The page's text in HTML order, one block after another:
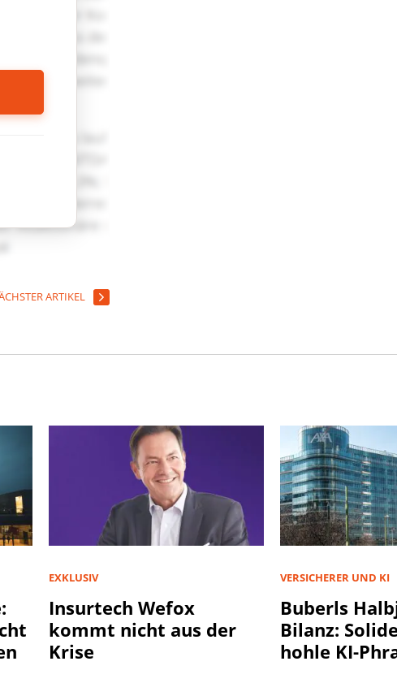
ARTIKEL
EXKLUSIV
Insurtech Wefox
kommt nicht aus der
Krise
VERSICHERER UND KI
Buberls
Bilanz:
hohle KI-